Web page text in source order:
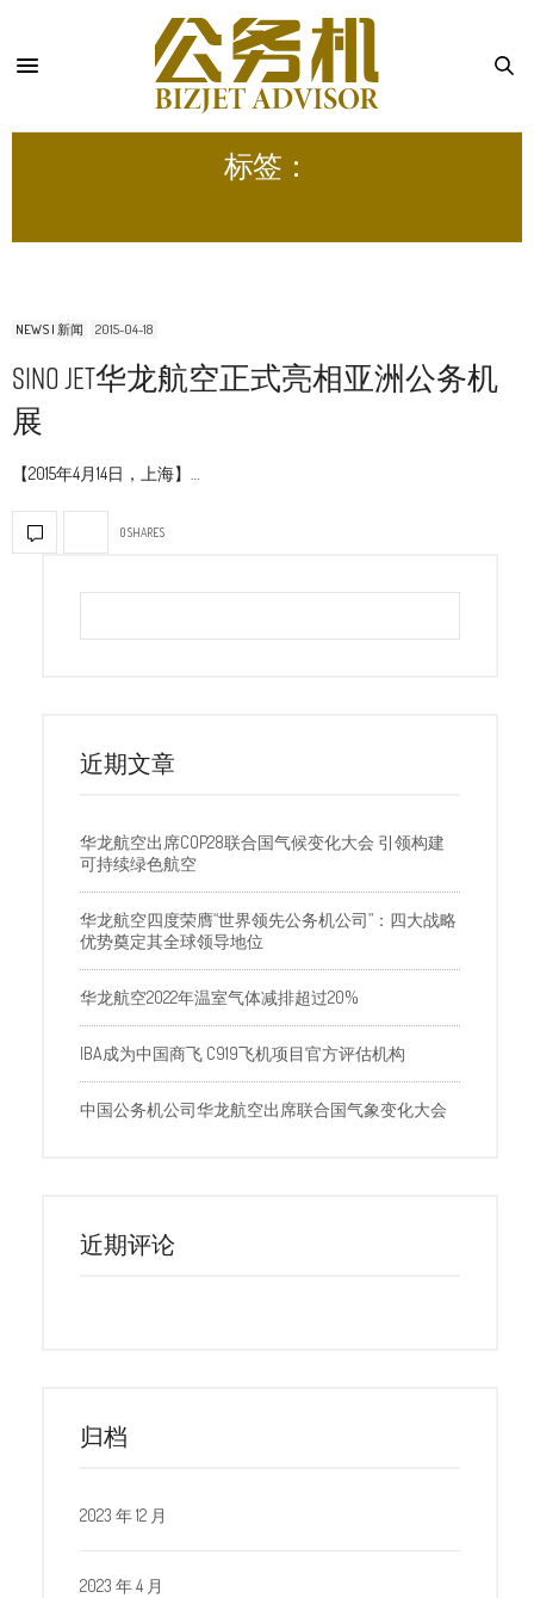
标签：
NEWS | 新闻 2015-04-18
SINO JET华龙航空正式亮相亚洲公务机
展
【2015年4月14日，上海】…
0 SHARES
近期文章
华龙航空出席COP28联合国气候变化大会 引领构建
可持续绿色航空
华龙航空四度荣膺“世界领先公务机公司”：四大战略
优势奠定其全球领导地位
华龙航空2022年温室气体减排超过20%
IBA成为中国商飞 C919飞机项目官方评估机构
中国公务机公司华龙航空出席联合国气象变化大会
近期评论
归档
2023 年 12 月
2023 年 4 月